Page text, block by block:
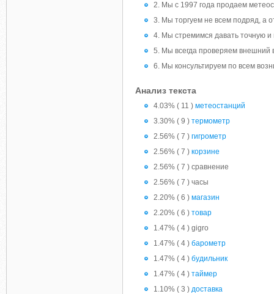
2. Мы с 1997 года продаем
3. Мы торгуем не всем подряд, а
4. Мы стремимся давать точную
5. Мы всегда проверяем внешний
6. Мы консультируем по всем
Анализ текста
4.03% ( 11 ) метеостанций
3.30% ( 9 ) термометр
2.56% ( 7 ) гигрометр
2.56% ( 7 ) корзине
2.56% ( 7 ) сравнение
2.56% ( 7 ) часы
2.20% ( 6 ) магазин
2.20% ( 6 ) товар
1.47% ( 4 ) gigro
1.47% ( 4 ) барометр
1.47% ( 4 ) будильник
1.47% ( 4 ) таймер
1.10% ( 3 ) доставка